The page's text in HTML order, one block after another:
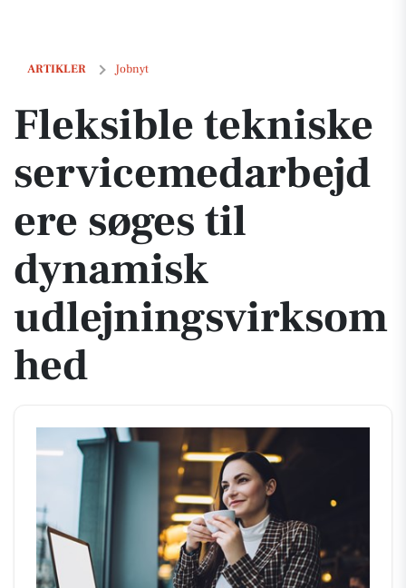
ARTIKLER Jobnyt
Fleksible tekniske servicemedarbejdere søges til dynamisk
Fleksible tekniske
servicemedarbejd
ere søges til
dynamisk
udlejningsvirksom
hed